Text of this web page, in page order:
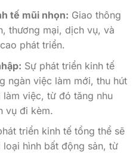
tế mũi nhọn: Giao thông
thương mại, dịch vụ, và
phát triển.
Sự phát triển kinh tế
ngàn việc làm mới, thu hút
việc, từ đó tăng nhu
vụ đi kèm.
triển kinh tế tổng thể sẽ
hình bất động sản, từ